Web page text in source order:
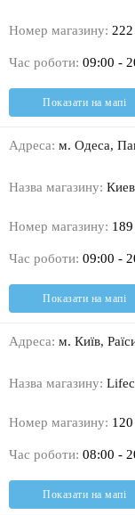
Номер магазину: 222
Час роботи: 09:00 -
Показати на мапі
Адреса: м. Одеса,
Назва магазину:
Номер магазину: 189
Час роботи: 09:00 -
Показати на мапі
Адреса: м. Київ,
Назва магазину:
Номер магазину: 120
Час роботи: 08:00 -
Показати на мапі